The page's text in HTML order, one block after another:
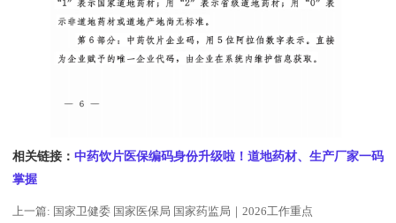
相关链接： 中药饮片医保编码身份升级啦！道地药材、生产厂家一码
掌握
上一篇: 国家卫健委 国家医保局 国家药监局｜2026工作重点